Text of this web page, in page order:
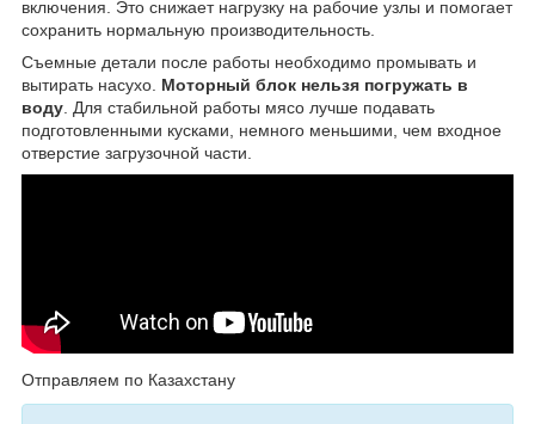
включения. Это снижает нагрузку на рабочие узлы и помогает
сохранить нормальную производительность.
Съемные детали после работы необходимо промывать и
вытирать насухо. Моторный блок нельзя погружать в
воду . Для стабильной работы мясо лучше подавать
подготовленными кусками, немного меньшими, чем входное
отверстие загрузочной части.
Отправляем по Казахстану